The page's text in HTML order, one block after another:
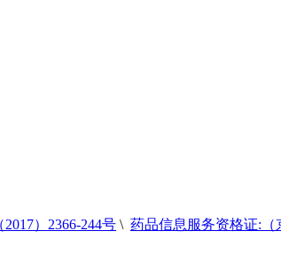
）2366-244号 \ 药品信息服务资格证:（